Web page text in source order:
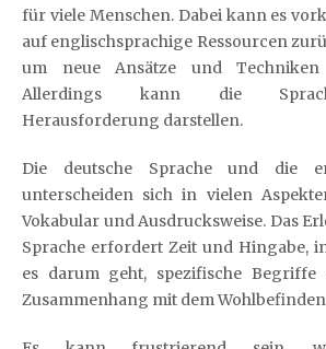
für viele Menschen. Dabei kann es
auf englischsprachige Ressourcen
um neue Ansätze und Techniken
Allerdings kann die
Herausforderung darstellen.
Die deutsche Sprache und die
unterscheiden sich in vielen
Vokabular und Ausdrucksweise. Das
Sprache erfordert Zeit und Hingabe,
es darum geht, spezifische Begriffe
Zusammenhang mit dem